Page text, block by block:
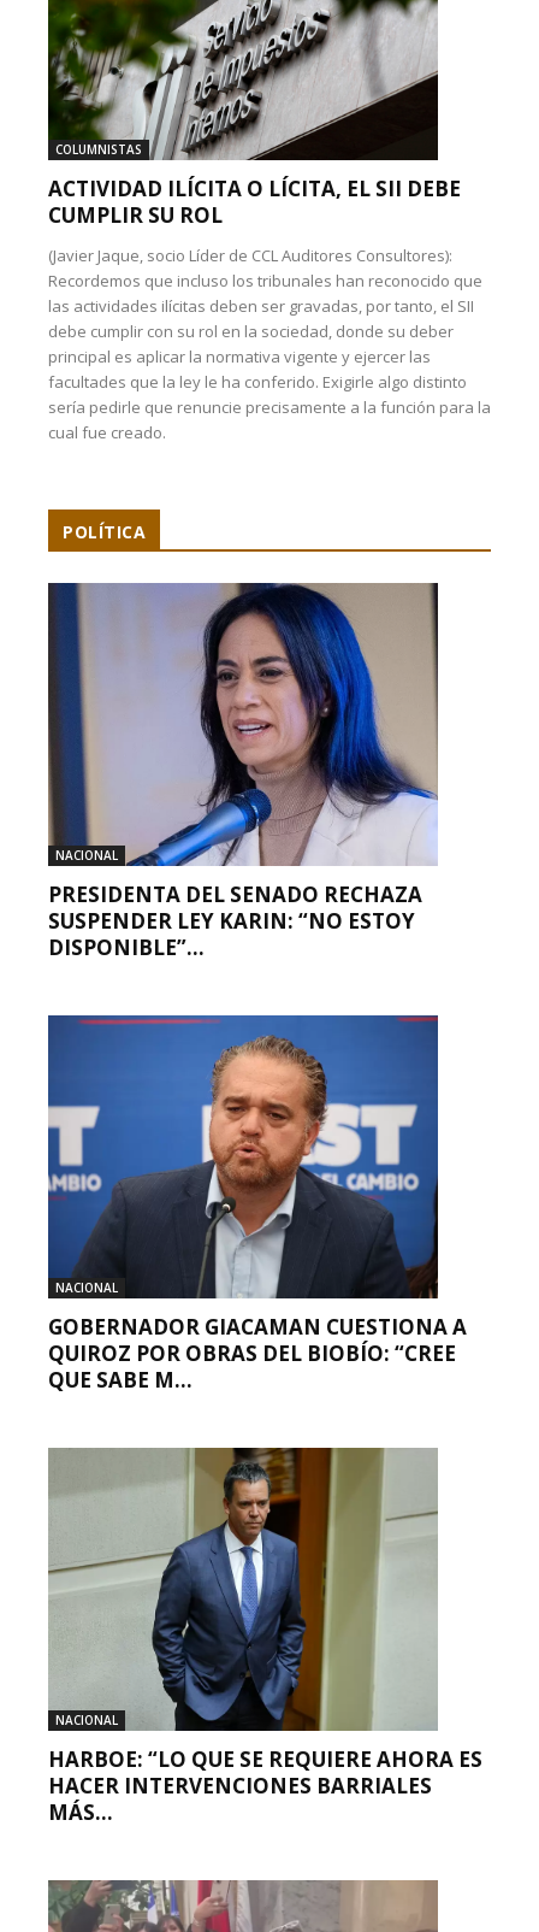
COLUMNISTAS
ACTIVIDAD ILÍCITA O LÍCITA, EL SII DEBE
CUMPLIR SU ROL
(Javier Jaque, socio Líder de CCL Auditores Consultores):
Recordemos que incluso los tribunales han reconocido que
las actividades ilícitas deben ser gravadas, por tanto, el SII
debe cumplir con su rol en la sociedad, donde su deber
principal es aplicar la normativa vigente y ejercer las
facultades que la ley le ha conferido. Exigirle algo distinto
sería pedirle que renuncie precisamente a la función para la
cual fue creado.
POLÍTICA
NACIONAL
PRESIDENTA DEL SENADO RECHAZA
SUSPENDER LEY KARIN: “NO ESTOY
DISPONIBLE”...
NACIONAL
GOBERNADOR GIACAMAN CUESTIONA A
QUIROZ POR OBRAS DEL BIOBÍO: “CREE
QUE SABE M...
NACIONAL
HARBOE: “LO QUE SE REQUIERE AHORA ES
HACER INTERVENCIONES BARRIALES
MÁS...